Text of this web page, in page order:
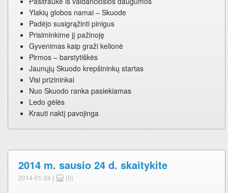
Ylakių globos namai – Skuode
Padėjo susigrąžinti pinigus
Prisiminkime jį pažinoję
Gyvenimas kaip graži kelionė
Pirmos – barstytiškės
Jaunųjų Skuodo krepšininkų startas
Visi prizininkai
Nuo Skuodo ranka pasiekiamas
Ledo gėlės
Krauti naktį pavojinga
2014 m. sausio 24 d. skaitykite
2014-01-24 | (0)